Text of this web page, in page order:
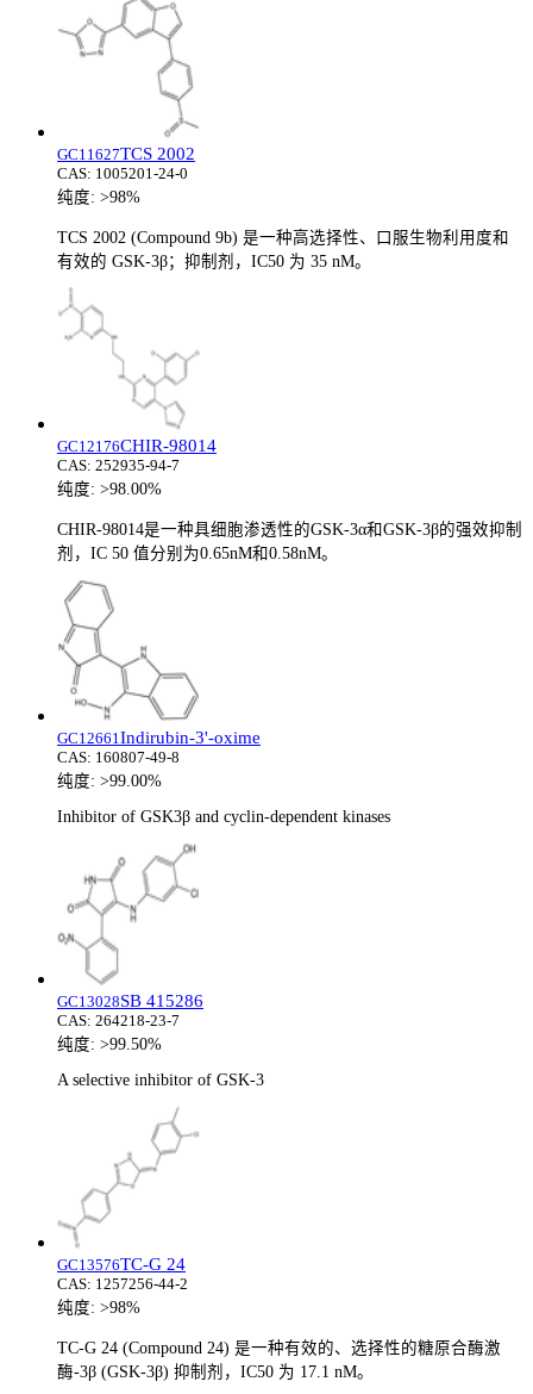
GC11627TCS 2002
CAS: 1005201-24-0
纯度: >98%
TCS 2002 (Compound 9b) 是一种高选择性、口服生物利用度和
有效的 GSK-3β；抑制剂，IC50 为 35 nM。
GC12176CHIR-98014
CAS: 252935-94-7
纯度: >98.00%
CHIR-98014是一种具细胞渗透性的GSK-3α和GSK-3β的强效抑制
剂，IC 50 值分别为0.65nM和0.58nM。
GC12661Indirubin-3'-oxime
CAS: 160807-49-8
纯度: >99.00%
Inhibitor of GSK3β and cyclin-dependent kinases
GC13028SB 415286
CAS: 264218-23-7
纯度: >99.50%
A selective inhibitor of GSK-3
GC13576TC-G 24
CAS: 1257256-44-2
纯度: >98%
TC-G 24 (Compound 24) 是一种有效的、选择性的糖原合酶激
酶-3β (GSK-3β) 抑制剂，IC50 为 17.1 nM。